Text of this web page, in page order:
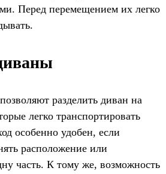
Перед перемещением их легко
разделить диван на
легко транспортировать
особенно удобен, если
расположение или
часть. К тому же, возможность